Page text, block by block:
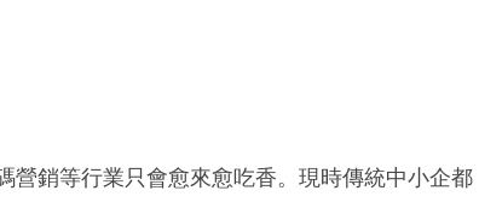
營銷等行業只會愈來愈吃香。現時傳統中小企都